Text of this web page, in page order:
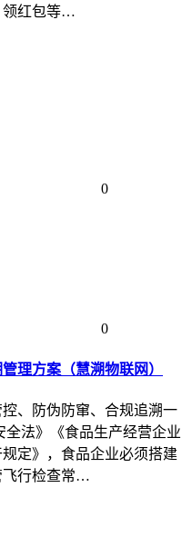
领红包等…
0
0
理方案（慧溯物联网）
、防伪防窜、合规追溯一
》《食品生产经营企业
定》，食品企业必须搭建
飞行检查常…